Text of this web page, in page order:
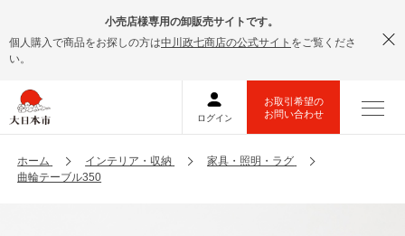
小売店様専用の卸販売サイトです。
個人購入で商品をお探しの方は中川政七商店の公式サイト をご覧くださ
い。
ホーム インテリア・収納
家具・照明・ラグ
曲輪テーブル350